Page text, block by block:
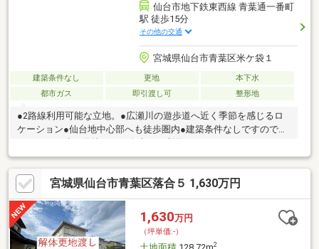
仙台市地下鉄東西線 青葉通一番町
駅 徒歩15分
その他の交通
宮城県仙台市青葉区米ケ袋１
建築条件なし 更地
本下水
都市ガス
即引渡し可 整形地
●2路線利用可能な立地。●広瀬川の遊歩道へ近く季節を感じるロ
ケーション●仙台地中心部へも徒歩圏内●建築条件なしですのでア
宮城県仙台市青葉区落合５ 1,630万円
1,630万円
（坪単価:-）
2